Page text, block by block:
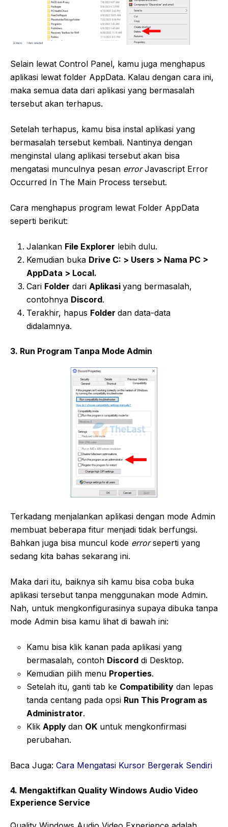
Selain lewat Control Panel, kamu juga menghapus
aplikasi lewat folder AppData. Kalau dengan cara ini,
maka semua data dari aplikasi yang bermasalah
tersebut akan terhapus.
Setelah terhapus, kamu bisa instal aplikasi yang
bermasalah tersebut kembali. Nantinya dengan
menginstal ulang aplikasi tersebut akan bisa
mengatasi munculnya pesan errorJavascript Error
Occurred In The Main Process tersebut.
Cara menghapus program lewat Folder AppData
seperti berikut:
Jalankan File Explorer lebih dulu.
Kemudian buka Drive C: > Users > Nama PC >
AppData > Local.
Cari Folder dari Aplikasi yang bermasalah,
contohnya Discord.
Terakhir, hapus Folder dan data-data
didalamnya.
3. Run Program Tanpa Mode Admin
Terkadang menjalankan aplikasi dengan mode Admin
membuat beberapa fitur menjadi tidak berfungsi.
Bahkan juga bisa muncul kode errorseperti yang
sedang kita bahas sekarang ini.
Maka dari itu, baiknya sih kamu bisa coba buka
aplikasi tersebut tanpa menggunakan mode Admin.
Nah, untuk mengkonfigurasinya supaya dibuka tanpa
mode Admin bisa kamu lihat di bawah ini:
Kamu bisa klik kanan pada aplikasi yang
bermasalah, contoh Discord di Desktop.
Kemudian pilih menu Properties.
Setelah itu, ganti tab ke Compatibility dan lepas
tanda centang pada opsi Run This Program as
Administrator.
Klik Apply dan OK untuk mengkonfirmasi
perubahan.
Baca Juga: Cara Mengatasi Kursor Bergerak Sendiri
4. Mengaktifkan Quality Windows Audio Video
Experience Service